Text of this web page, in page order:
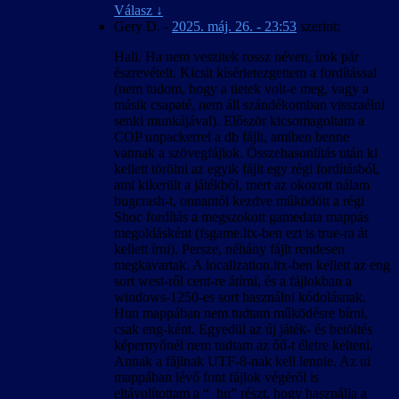
A 4:3-tól eltérő képarány okozta hibák javítva.
A kimerítő módszerkeresés és sokszori
időzítési hibák bizonyos esetekben, különösen
a rendszerindítás utáni első videó
lejátszásakor.
Hogy elkerüljük a játék váratlan kilépését,
fagyását és nem megfelelő viselkedését, a
felirattal lejátszott videók közben az Esc
billentyű le van tiltva, tehát (a játék bevezető
videóját kivéve) nem lehet őket leállítani.
2007. április 25. – v1.00
A magyar szöveg a játék 1.0001-es változata
alapján készült.
Igyekeztünk megőrizni a hibamentességet az
1.0000-ás változattal is.
Ez a honosítás a játékállások betölthetőségét
nem befolyásolja, de a betöltött játékban
előfordulhatnak anomáliák a nevek körül is.
Ennek oka valószínűleg az lehet, hogy az új
játék kezdésekor érvényes nyelven kiosztott
névsor és a megszerzett rejtekhely-leírások
belekerülnek a kimentett játékállásba. A
Válasz ↓
Gery D. - 2025. máj. 26. - 23:53 szerint:
Hali. Ha nem veszitek rossz néven, írok pár
észrevételt. Kicsit kísérletezgettem a fordítással
(nem tudom, hogy a tietek volt-e meg, vagy a
másik csapaté, nem áll szándékomban visszaélni
senki munkájával). Először kicsomagoltam a
COP unpackerrel a db fájlt, amiben benne
vannak a szövegfájlok. Összehasonlítás után ki
kellett törölni az egyik fájlt egy régi fordításból,
ami kikerült a játékból, mert az okozott nálam
bugcrash-t, onnantól kezdve működött a régi
Shoc fordítás a megszokott gamedata mappás
megoldásként (fsgame.ltx-ben ezt is true-ra át
kellett írni). Persze, néhány fájlt rendesen
megkavartak. A localization.ltx-ben kellett az eng
sort west-ről cent-re átírni, és a fájlokban a
windows-1250-es sort használni kódolásnak.
Hun mappában nem tudtam működésre bírni,
csak eng-ként. Egyedül az új játék- és betöltés
képernyőnél nem tudtam az őű-t életre kelteni.
Annak a fájlnak UTF-8-nak kell lennie. Az ui
mappában lévő font fájlok végéről is
eltávolítottam a “_hu” részt, hogy használja a